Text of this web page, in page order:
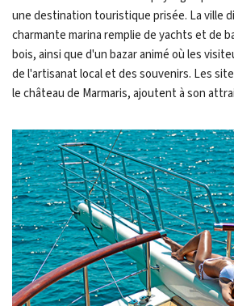
une destination touristique prisée. La ville
charmante marina remplie de yachts et de
bois, ainsi que d'un bazar animé où les
de l'artisanat local et des souvenirs. Les
le château de Marmaris, ajoutent à son